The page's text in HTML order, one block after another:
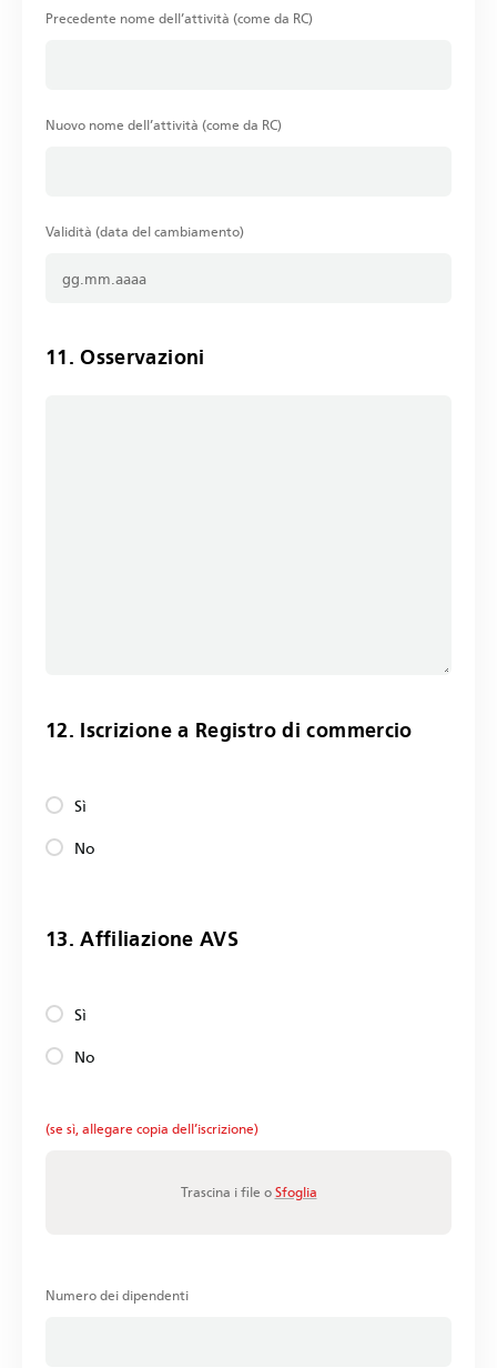
Precedente nome dell’attività (come da RC)
Nuovo nome dell’attività (come da RC)
Validità (data del cambiamento)
11. Osservazioni
12. Iscrizione a Registro di commercio
Sì
No
13. Affiliazione AVS
Sì
No
(se sì, allegare copia dell’iscrizione)
Trascina i file o Sfoglia
Numero dei dipendenti